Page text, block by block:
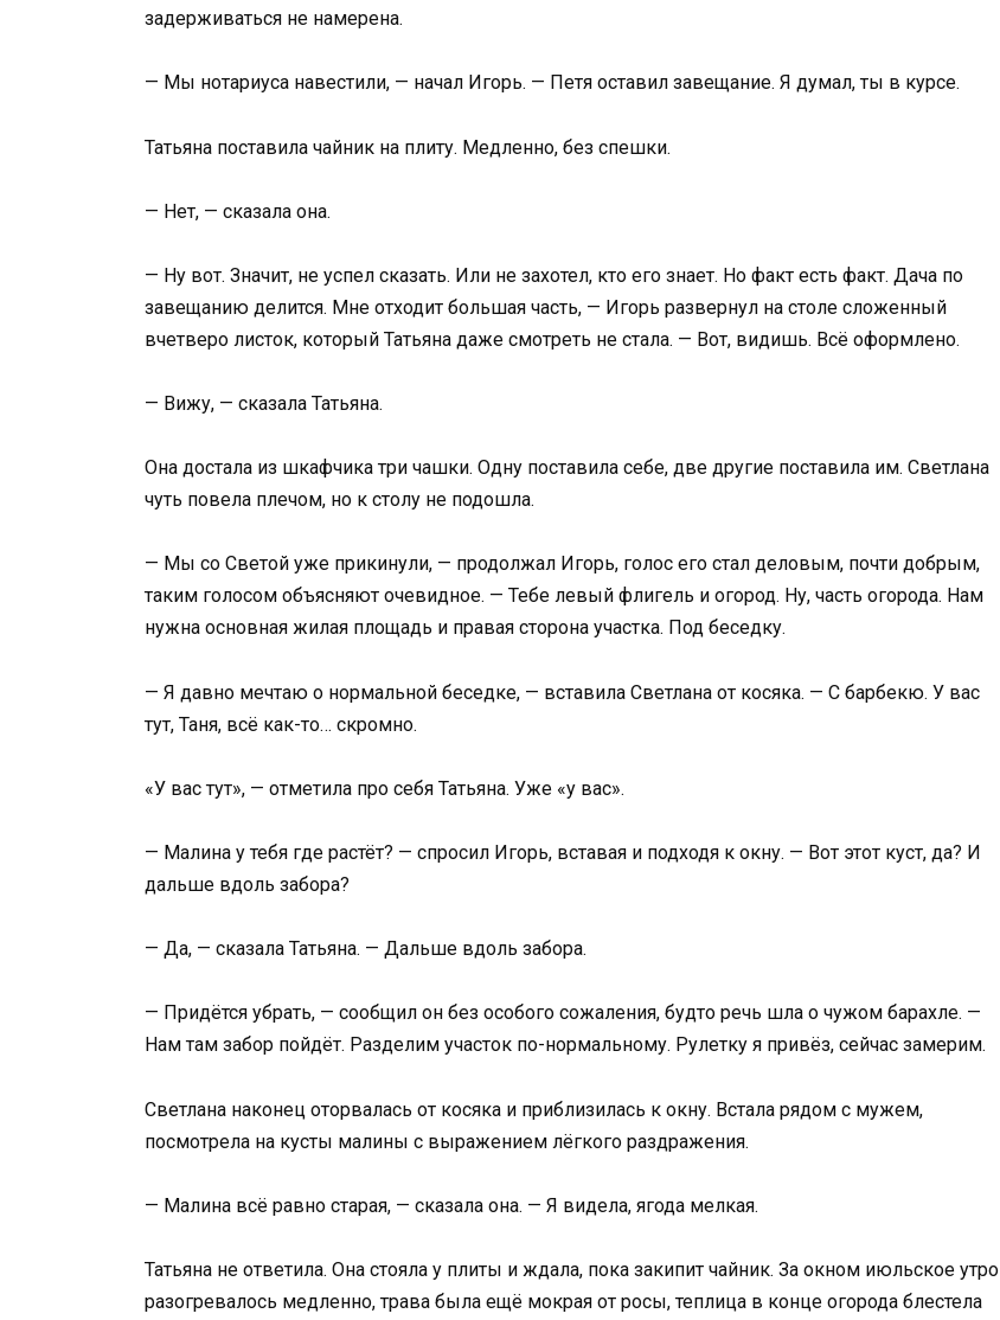
задерживаться не намерена.
— Мы нотариуса навестили, — начал Игорь. — Петя оставил завещание. Я думал, ты в курсе.
Татьяна поставила чайник на плиту. Медленно, без спешки.
— Нет, — сказала она.
— Ну вот. Значит, не успел сказать. Или не захотел, кто его знает. Но факт есть факт. Дача по
завещанию делится. Мне отходит большая часть, — Игорь развернул на столе сложенный
вчетверо листок, который Татьяна даже смотреть не стала. — Вот, видишь. Всё оформлено.
— Вижу, — сказала Татьяна.
Она достала из шкафчика три чашки. Одну поставила себе, две другие поставила им. Светлана
чуть повела плечом, но к столу не подошла.
— Мы со Светой уже прикинули, — продолжал Игорь, голос его стал деловым, почти добрым,
таким голосом объясняют очевидное. — Тебе левый флигель и огород. Ну, часть огорода. Нам
нужна основная жилая площадь и правая сторона участка. Под беседку.
— Я давно мечтаю о нормальной беседке, — вставила Светлана от косяка. — С барбекю. У вас
тут, Таня, всё как-то… скромно.
«У вас тут», — отметила про себя Татьяна. Уже «у вас».
— Малина у тебя где растёт? — спросил Игорь, вставая и подходя к окну. — Вот этот куст, да? И
дальше вдоль забора?
— Да, — сказала Татьяна. — Дальше вдоль забора.
— Придётся убрать, — сообщил он без особого сожаления, будто речь шла о чужом барахле. —
Нам там забор пойдёт. Разделим участок по-нормальному. Рулетку я привёз, сейчас замерим.
Светлана наконец оторвалась от косяка и приблизилась к окну. Встала рядом с мужем,
посмотрела на кусты малины с выражением лёгкого раздражения.
— Малина всё равно старая, — сказала она. — Я видела, ягода мелкая.
Татьяна не ответила. Она стояла у плиты и ждала, пока закипит чайник. За окном июльское утро
разогревалось медленно, трава была ещё мокрая от росы, теплица в конце огорода блестела